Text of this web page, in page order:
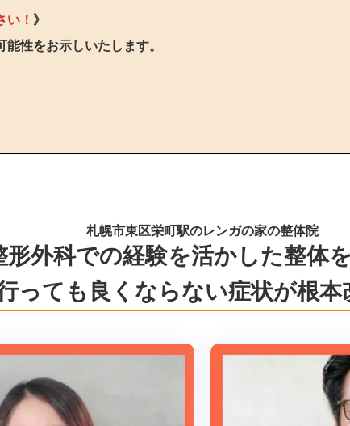
い！ 》
性をお示しいたします。
札幌市東区栄町駅のレンガの家の整体院
形外科での経験を活かした整体を
っても良くならない症状が根本